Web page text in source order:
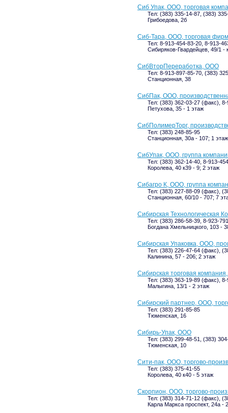
Сиб Упак, ООО, торговая
Тел: (383) 335-14-87, (383)
Грибоедова, 2б
Сиб-Тара, ООО, торговая
Тел: 8-913-454-83-20, 8-913-
Сибиряков-Гвардейцев, 49/1 -
СибВторПереработка, ООО
Тел: 8-913-897-85-70, (383)
Станционная, 38
СибПак, ООО,
Тел: (383) 362-03-27 (факс),
Петухова, 35 - 1 этаж
СибПолимерТорг,
Тел: (383) 248-85-95
Станционная, 30а - 107; 1 этаж
СибУпак, ООО, группа
Тел: (383) 362-14-40, 8-913-
Королева, 40 к39 - 9; 2 этаж
Сибагро К, ООО, группа
Тел: (383) 227-88-09 (факс),
Станционная, 60/10 - 707; 7
Сибирская Технологическая
Тел: (383) 286-58-39, 8-923-
Богдана Хмельницкого, 103 -
Сибирская Упаковка, ООО,
Тел: (383) 226-47-64 (факс),
Калинина, 57 - 206; 2 этаж
Сибирская торговая
Тел: (383) 363-19-89 (факс),
Малыгина, 13/1 - 2 этаж
Сибирский партнер, ООО,
Тел: (383) 291-85-85
Тюменская, 16
Сибирь-Упак, ООО
Тел: (383) 299-48-51, (383)
Тюменская, 10
Сити-пак, ООО, торгово-
Тел: (383) 375-41-55
Королева, 40 к40 - 5 этаж
Скорпион, ООО, торгово-
Тел: (383) 314-71-12 (факс),
Карла Маркса проспект, 24а -